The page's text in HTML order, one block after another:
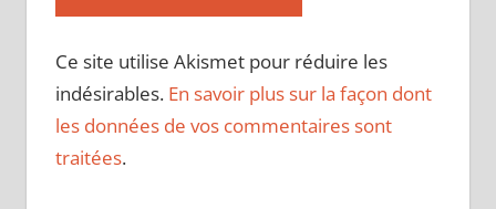
Ce site utilise Akismet pour réduire les
indésirables. En savoir plus sur la façon dont
les données de vos commentaires sont
traitées.